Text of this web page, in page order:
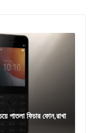
পাতলা ফিচার ফোন,রাখা